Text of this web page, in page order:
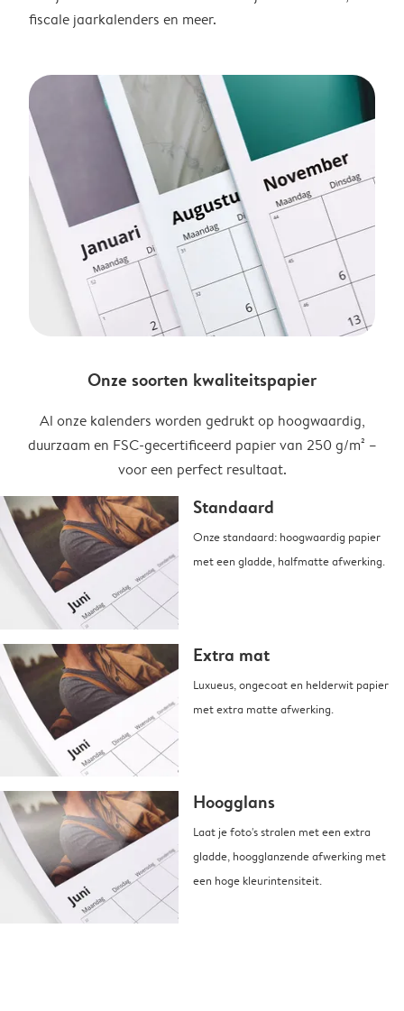
fiscale jaarkalenders en meer.
Onze soorten kwaliteitspapier
Al onze kalenders worden gedrukt op hoogwaardig,
duurzaam en FSC-gecertificeerd papier van 250 g/m² –
voor een perfect resultaat.
Standaard
Onze standaard: hoogwaardig papier
met een gladde, halfmatte afwerking.
Extra mat
Luxueus, ongecoat en helderwit papier
met extra matte afwerking.
Hoogglans
Laat je foto's stralen met een extra
gladde, hoogglanzende afwerking met
een hoge kleurintensiteit.